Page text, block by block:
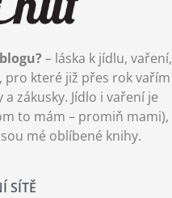
– láska k jídlu, vaření,
pro které již přes rok vařím
zákusky. Jídlo i vaření je
to mám – promiň mami),
mé oblíbené knihy.
SÍTĚ